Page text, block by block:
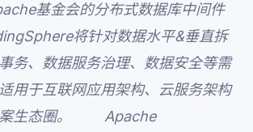
基金会的分布式数据库中间件
将针对数据水平&垂直拆
务、数据服务治理、数据安全等需
用于互联网应用架构、云服务架构
案生态圈。 Apache